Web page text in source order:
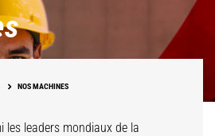
NOS MACHINES
les leaders mondiaux de la